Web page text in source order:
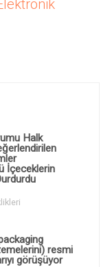
Halk
İçeceklerin
resmi
görüşüyor